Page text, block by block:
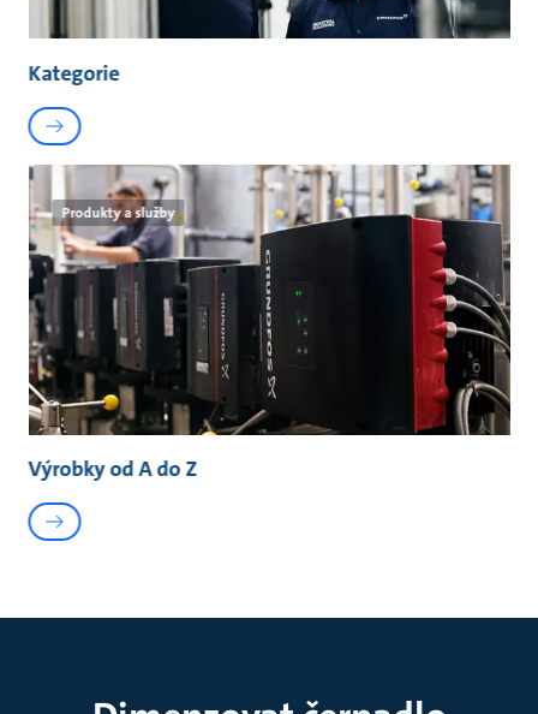
Kategorie
Produkty a služby
Výrobky od A do Z